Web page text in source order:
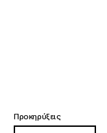
Προκηρύξεις